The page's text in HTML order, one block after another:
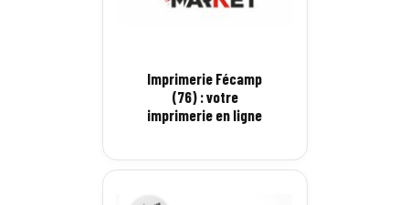
Imprimerie Fécamp
(76) : votre
imprimerie en ligne